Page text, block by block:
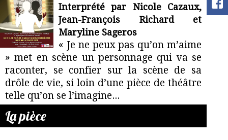
Interprété par Nicole Cazaux,
Jean-François Richard et
Maryline Sageros
« Je ne peux pas qu’on m’aime
» met en scène un personnage qui va se
raconter, se confier sur la scène de sa
drôle de vie, si loin d’une pièce de théâtre
telle qu’on se l’imagine...
La pièce